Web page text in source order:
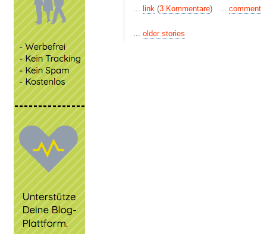
... link (3 Kommentare) ... comment
... older stories